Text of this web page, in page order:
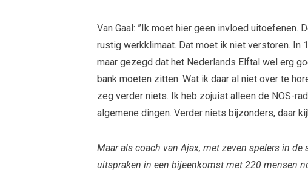
Van Gaal: ”Ik moet hier geen invloed uitoefenen.
rustig werkklimaat. Dat moet ik niet verstoren. In
maar gezegd dat het Nederlands Elftal wel erg
bank moeten zitten. Wat ik daar al niet over te
zeg verder niets. Ik heb zojuist alleen de NOS-
algemene dingen. Verder niets bijzonders, daar
Maar als coach van Ajax, met zeven spelers in
uitspraken in een bijeenkomst met 220 mensen